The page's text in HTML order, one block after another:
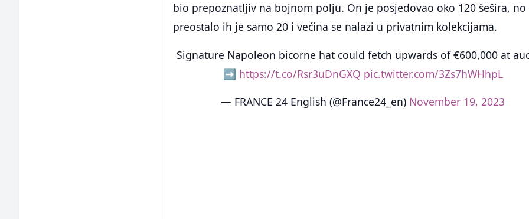
bio prepoznatljiv na bojnom polju. On je posjedovao oko 120 šešira, no
preostalo ih je samo 20 i većina se nalazi u privatnim kolekcijama.
Signature Napoleon bicorne hat could fetch upwards of €600,000 at
➡️ https://t.co/Rsr3uDnGXQ pic.twitter.com/3Zs7hWHhpL
— FRANCE 24 English (@France24_en) November 19, 2023